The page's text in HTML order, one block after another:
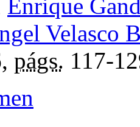
Enrique
Velasco
págs. 117-